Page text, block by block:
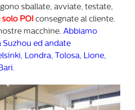
sballate, avviate, testate,
solo POI consegnate al cliente.
macchine. Abbiamo
Suzhou ed andate
Londra, Tolosa, Lione,